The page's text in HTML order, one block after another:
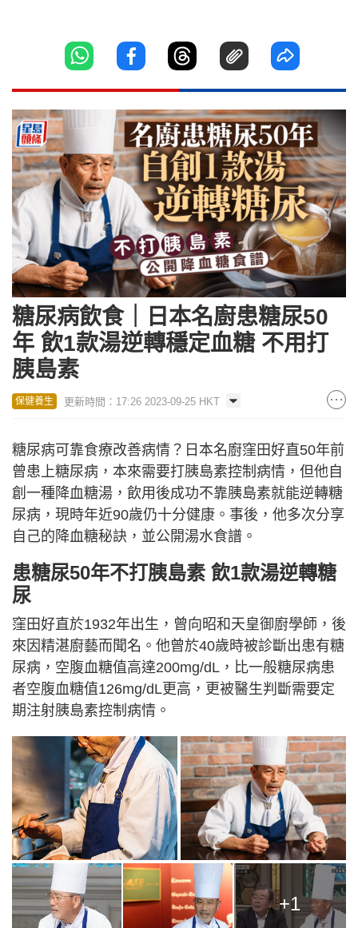
糖尿病飲食｜日本名廚患糖尿50
年 飲1款湯逆轉穩定血糖 不用打
胰島素
保健養生 更新時間：17:26 2023-09-25 HKT
糖尿病可靠食療改善病情？日本名廚窪田好直50年前
曾患上糖尿病，本來需要打胰島素控制病情，但他自
創一種降血糖湯，飲用後成功不靠胰島素就能逆轉糖
尿病，現時年近90歲仍十分健康。事後，他多次分享
自己的降血糖秘訣，並公開湯水食譜。
患糖尿50年不打胰島素 飲1款湯逆轉糖
尿
窪田好直於1932年出生，曾向昭和天皇御廚學師，後
來因精湛廚藝而聞名。他曾於40歲時被診斷出患有糖
尿病，空腹血糖值高達200mg/dL，比一般糖尿病患
者空腹血糖值126mg/dL更高，更被醫生判斷需要定
期注射胰島素控制病情。
+1